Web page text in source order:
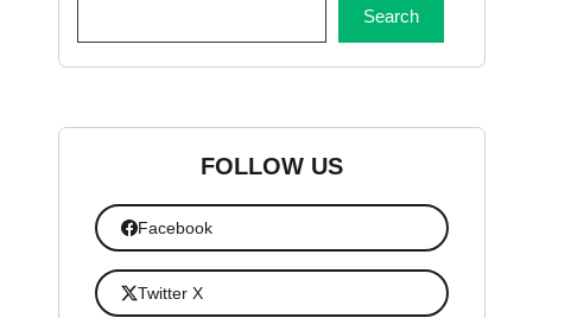
Search
FOLLOW US
Facebook
Twitter X